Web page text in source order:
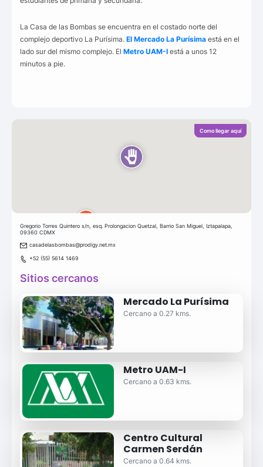
La Casa de las Bombas se encuentra en el costado norte del
complejo deportivo La Purísima. El Mercado La Purísima está en el
lado sur del mismo complejo. El Metro UAM-I está a unos 12
minutos a pie.
Como llegar aquí
Gregorio Torres Quintero s/n, esq. Prolongacion Quetzal, Barrio San Miguel, Iztapalapa,
09360 CDMX
casadelasbombas@prodigy.net.mx
+52 (55) 5614 1469
Sitios cercanos
Mercado La Purísima
Cercano a 0.27 kms.
Metro UAM-I
Cercano a 0.63 kms.
Centro Cultural
Carmen Serdán
Cercano a 0.64 kms.